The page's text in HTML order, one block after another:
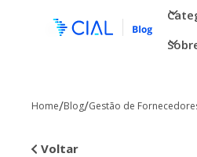
Home/Blog/Gestão de
Voltar